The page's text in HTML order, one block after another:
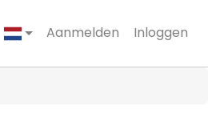
Aanmelden Inloggen